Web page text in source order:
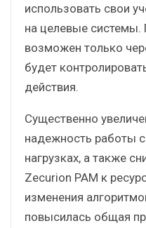
использовать свои
на целевые системы.
возможен только
будет
действия.
Существенно
надежность работы
нагрузках, а также
Zecurion PAM к
изменения
повысилась общая